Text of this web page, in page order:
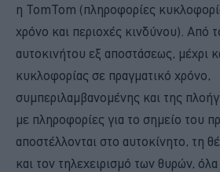
η TomTom (πληροφορίες
χρόνο και περιοχές κινδύνου). Από
αυτοκινήτου εξ αποστάσεως, μέχρι
κυκλοφορίας σε πραγματικό χρόνο,
συμπεριλαμβανομένης και της
με πληροφορίες για το σημείο του
αποστέλλονται στο αυτοκίνητο, τη
και τον τηλεχειρισμό των θυρών,